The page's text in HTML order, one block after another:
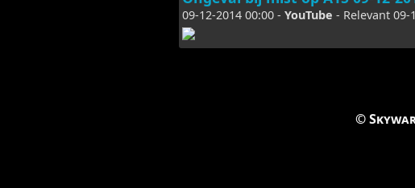
09-12-2014 00:00 - YouTube - Relevant 09-
©